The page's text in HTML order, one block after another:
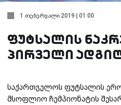
1 თებერვალი 2019 | 01:00
ფუტსალის
პირველი
საქართველოს ფუტსალის
მსოფლიო ჩემპიონატის